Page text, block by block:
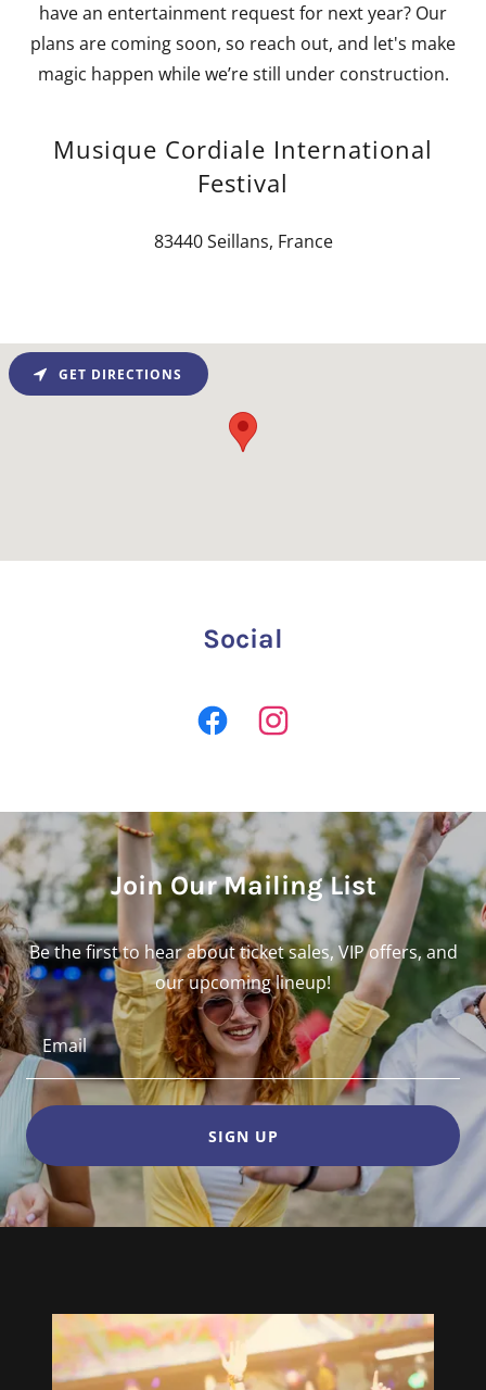
have an entertainment request for next year? Our
plans are coming soon, so reach out, and let's make
magic happen while we’re still under construction.
Musique Cordiale International
Festival
83440 Seillans, France
GET DIRECTIONS
Social
Join Our Mailing List
Be the first to hear about ticket sales, VIP offers, and
our upcoming lineup!
Email
SIGN UP